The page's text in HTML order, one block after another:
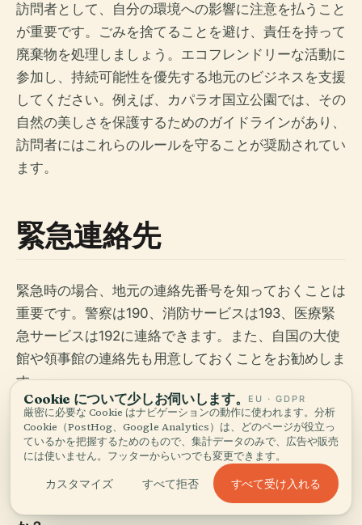
訪問者として、自分の環境への影響に注意を払うこと
が重要です。ごみを捨てることを避け、責任を持って
廃棄物を処理しましょう。エコフレンドリーな活動に
参加し、持続可能性を優先する地元のビジネスを支援
してください。例えば、カパラオ国立公園では、その
自然の美しさを保護するためのガイドラインがあり、
訪問者にはこれらのルールを守ることが奨励されてい
ます。
緊急連絡先
緊急時の場合、地元の連絡先番号を知っておくことは
重要です。警察は190、消防サービスは193、医療緊
急サービスは192に連絡できます。また、自国の大使
館や領事館の連絡先も用意しておくことをお勧めしま
す。
よくある質問
Q: マンフミリムを訪れるのに最適な時期はいつです
Cookie について少しお伺いします。 EU · GDPR
厳密に必要な Cookie はナビゲーションの動作に使われます。分析
Cookie（PostHog、Google Analytics）は、どのページが役立っ
ているかを把握するためのもので、集計データのみで、広告や販売
には使いません。フッターからいつでも変更できます。
カスタマイズ すべて拒否 すべて受け入れる